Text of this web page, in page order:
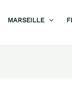
MARSEILLE